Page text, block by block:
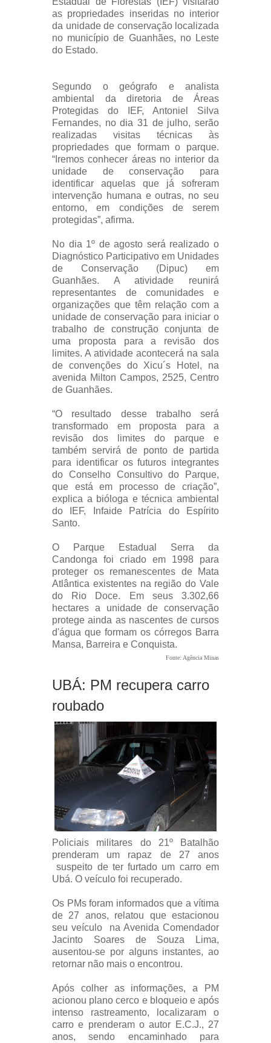
as propriedades inseridas no interior
da unidade de conservação localizada
no município de Guanhães, no Leste
do Estado.
Segundo o geógrafo e analista
ambiental da diretoria de Áreas
Protegidas do IEF, Antoniel Silva
Fernandes, no dia 31 de julho, serão
realizadas visitas técnicas às
propriedades que formam o parque.
“Iremos conhecer áreas no interior da
unidade de conservação para
identificar aquelas que já sofreram
intervenção humana e outras, no seu
entorno, em condições de serem
protegidas”, afirma.
No dia 1º de agosto será realizado o
Diagnóstico Participativo em Unidades
de Conservação (Dipuc) em
Guanhães. A atividade reunirá
representantes de comunidades e
organizações que têm relação com a
unidade de conservação para iniciar o
trabalho de construção conjunta de
uma proposta para a revisão dos
limites. A atividade acontecerá na sala
de convenções do Xicu´s Hotel, na
avenida Milton Campos, 2525, Centro
de Guanhães.
“O resultado desse trabalho será
transformado em proposta para a
revisão dos limites do parque e
também servirá de ponto de partida
para identificar os futuros integrantes
do Conselho Consultivo do Parque,
que está em processo de criação”,
explica a bióloga e técnica ambiental
do IEF, Infaide Patrícia do Espírito
Santo.
O Parque Estadual Serra da
Candonga foi criado em 1998 para
proteger os remanescentes de Mata
Atlântica existentes na região do Vale
do Rio Doce. Em seus 3.302,66
hectares a unidade de conservação
protege ainda as nascentes de cursos
d'água que formam os córregos Barra
Mansa, Barreira e Conquista.
Fonte: Agência Minas
UBÁ: PM recupera carro
roubado
Policiais militares do 21º Batalhão
prenderam um rapaz de 27 anos
suspeito de ter furtado um carro em
Ubá. O veículo foi recuperado.
Os PMs foram informados que a vítima
de 27 anos, relatou que estacionou
seu veículo na Avenida Comendador
Jacinto Soares de Souza Lima,
ausentou-se por alguns instantes, ao
retornar não mais o encontrou.
Após colher as informações, a PM
acionou plano cerco e bloqueio e após
intenso rastreamento, localizaram o
carro e prenderam o autor E.C.J., 27
anos, sendo encaminhado para